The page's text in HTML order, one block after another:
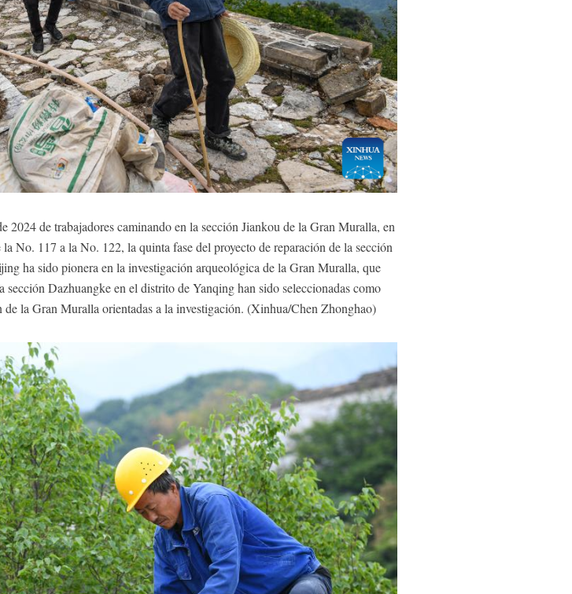
de trabajadores caminando en la sección Jiankou de la Gran Muralla, en
No. 117 a la No. 122, la quinta fase del proyecto de reparación de la sección
ha sido pionera en la investigación arqueológica de la Gran Muralla, que
Dazhuangke en el distrito de Yanqing han sido seleccionadas como
la Gran Muralla orientadas a la investigación. (Xinhua/Chen Zhonghao)